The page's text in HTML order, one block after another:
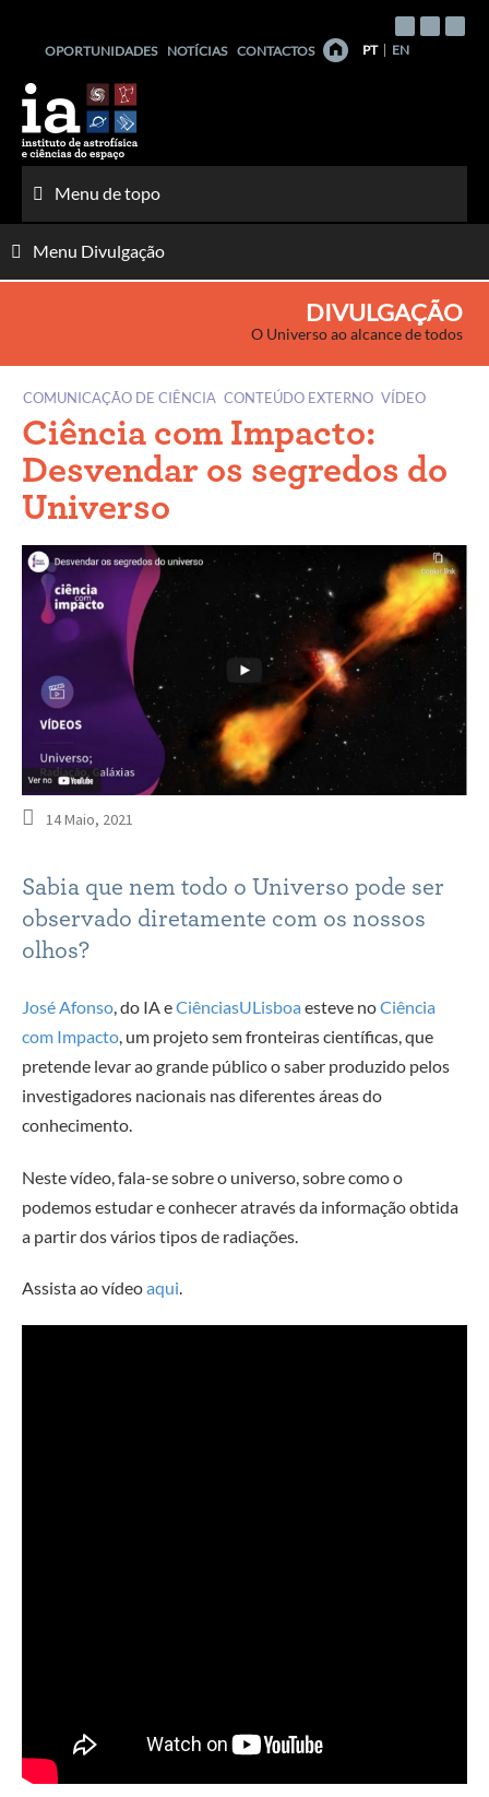
conteúdo
OPORTUNIDADES NOTÍCIAS CONTACTOS PT EN
Menu de topo
Menu Divulgação
DIVULGAÇÃO
O Universo ao alcance de todos
COMUNICAÇÃO DE CIÊNCIA CONTEÚDO EXTERNO VÍDEO
Ciência com Impacto:
Desvendar os segredos do
Universo
14 Maio, 2021
Sabia que nem todo o Universo pode ser
observado diretamente com os nossos
olhos?
José Afonso, do IA eCiênciasULisboaesteve noCiência
com Impacto, um projeto sem fronteiras científicas, que
pretende levar ao grande público o saber produzido pelos
investigadores nacionais nas diferentes áreas do
conhecimento.
Neste vídeo, fala-se sobre o universo, sobre como o
podemos estudar e conhecer através da informação obtida
a partir dos vários tipos de radiações.
Assista ao vídeoaqui.